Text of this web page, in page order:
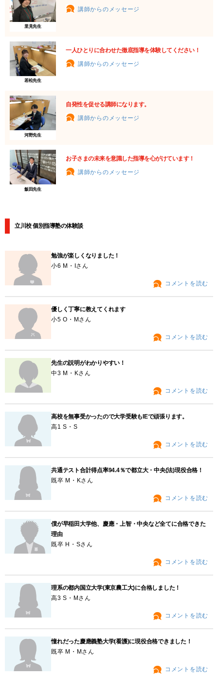
里見先生
講師からのメッセージ
若松先生
一人ひとりに合わせた徹底指導を体験してください！
講師からのメッセージ
河野先生
自発性を促せる講師になります。
講師からのメッセージ
飯田先生
お子さまの未来を意識した指導を心がけています！
講師からのメッセージ
立川校 個別指導塾の体験談
勉強が楽しくなりました！
小6 M・Iさん
コメントを読む
優しく丁寧に教えてくれます
小5 O・Mさん
コメントを読む
先生の説明がわかりやすい！
中3 M・Kさん
コメントを読む
高校を無事受かったので大学受験もIEで頑張ります。
高1 S・S
コメントを読む
共通テスト合計得点率94.4％で都立大・中央(法)現役合格！
既卒 M・Kさん
コメントを読む
僕が早稲田大学他、慶應・上智・中央など全てに合格できた
理由
既卒 H・Sさん
コメントを読む
理系の都内国立大学(東京農工大)に合格しました！
高3 S・Mさん
コメントを読む
憧れだった慶應義塾大学(看護)に現役合格できました！
既卒 M・Mさん
コメントを読む